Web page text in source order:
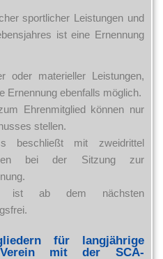
sportlicher Leistungen und
ist eine Ernennung
oder materieller Leistungen,
Ernennung ebenfalls möglich.
Ehrenmitglied können nur
stellen.
beschließt mit zweidrittel
bei der Sitzung zur
ist ab dem nächsten
für langjährige
mit der SCA-